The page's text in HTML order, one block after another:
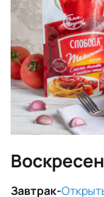
Завтрак-